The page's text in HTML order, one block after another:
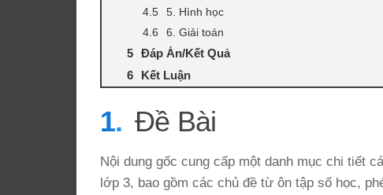
5. Hình học
6. Giải toán
Đáp Án/Kết Quả
Kết Luận
Đề Bài
Nội dung gốc cung cấp một danh mục chi tiết
lớp 3, bao gồm các chủ đề từ ôn tập số học,